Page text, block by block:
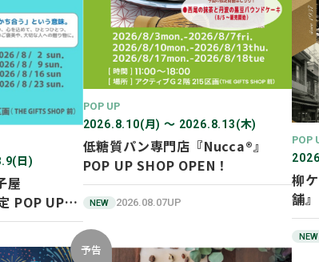
日)
屋
POP UP
POP UP
2026.8.10(月) 〜 2026.8.13(木)
低糖質パン専門店『Nucca®』
POP UP SHOP OPEN！
NEW 2026.08.07UP
POP
柳
舗
NEW
予告